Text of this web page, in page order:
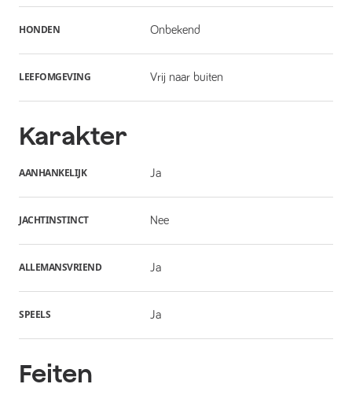
HONDEN Onbekend
LEEFOMGEVING Vrij naar buiten
Karakter
AANHANKELIJK Ja
JACHTINSTINCT Nee
ALLEMANSVRIEND Ja
SPEELS Ja
Feiten